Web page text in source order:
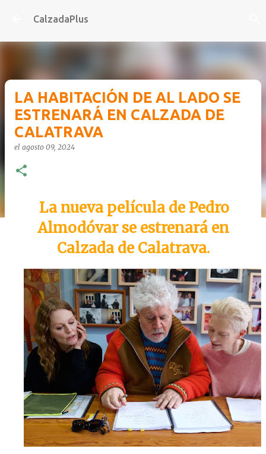
Ir al contenido principal
CalzadaPlus
LA HABITACIÓN DE AL LADO SE
ESTRENARÁ EN CALZADA DE
CALATRAVA
el agosto 09, 2024
La nueva película de Pedro
Almodóvar se estrenará en
Calzada de Calatrava.